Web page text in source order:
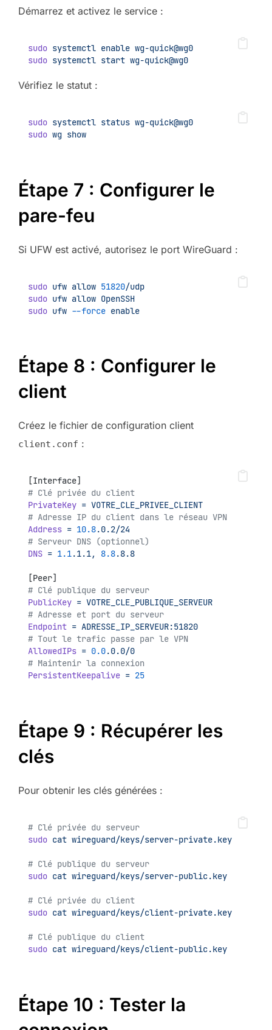
Démarrez et activez le service :
sudo systemctl enable wg-quick@wg0
sudo systemctl start wg-quick@wg0
Vérifiez le statut :
sudo systemctl status wg-quick@wg0
sudo wg show
Étape 7 : Configurer le
pare-feu
Si UFW est activé, autorisez le port WireGuard :
sudo ufw allow 51820/udp
sudo ufw allow OpenSSH
sudo ufw --force enable
Étape 8 : Configurer le
client
Créez le fichier de configuration client
client.conf :
[Interface]
# Clé privée du client
PrivateKey = VOTRE_CLE_PRIVEE_CLIENT
# Adresse IP du client dans le réseau VPN
Address = 10.8.0.2/24
# Serveur DNS (optionnel)
DNS = 1.1.1.1, 8.8.8.8
[Peer]
# Clé publique du serveur
PublicKey = VOTRE_CLE_PUBLIQUE_SERVEUR
# Adresse et port du serveur
Endpoint = ADRESSE_IP_SERVEUR:51820
# Tout le trafic passe par le VPN
AllowedIPs = 0.0.0.0/0
# Maintenir la connexion
PersistentKeepalive = 25
Étape 9 : Récupérer les
clés
Pour obtenir les clés générées :
# Clé privée du serveur
sudo cat wireguard/keys/server-private.key
# Clé publique du serveur
sudo cat wireguard/keys/server-public.key
# Clé privée du client
sudo cat wireguard/keys/client-private.key
# Clé publique du client
sudo cat wireguard/keys/client-public.key
Étape 10 : Tester la